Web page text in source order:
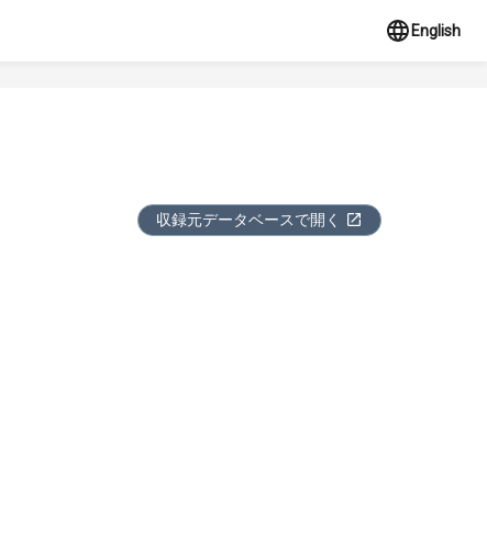
English
収録元データベースで開く